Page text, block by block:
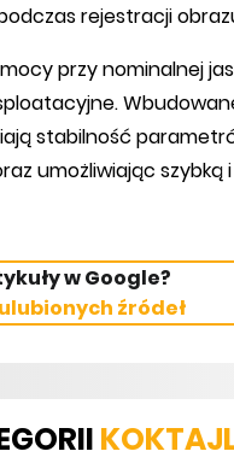
rejestracji
przy nominalnej
stabilność
umożliwiając szybką
w Google?
źródeł